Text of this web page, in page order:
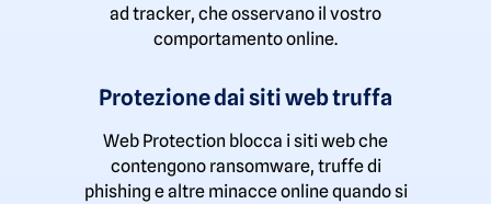
ad tracker, che osservano il vostro
comportamento online.
Protezione dai siti web truffa
Web Protection blocca i siti web che
contengono ransomware, truffe di
phishing e altre minacce online quando si